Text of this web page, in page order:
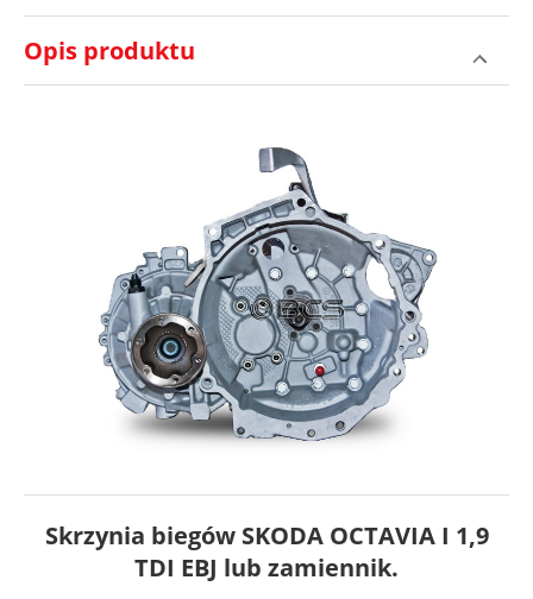
Opis produktu
Skrzynia biegów SKODA OCTAVIA I 1,9
TDI EBJ lub zamiennik.